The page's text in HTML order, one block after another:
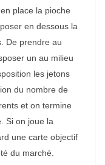
place la pioche
en dessous la
De prendre au
un au milieu
les jetons
du nombre de
et on termine
Si on joue la
une carte objectif
du marché.